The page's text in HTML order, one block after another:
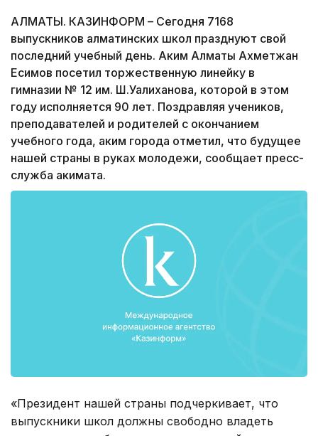
АЛМАТЫ. КАЗИНФОРМ – Сегодня 7168
выпускников алматинских школ празднуют свой
последний учебный день. Аким Алматы Ахметжан
Есимов посетил торжественную линейку в
гимназии № 12 им. Ш.Уалиханова, которой в этом
году исполняется 90 лет. Поздравляя учеников,
преподавателей и родителей с окончанием
учебного года, аким города отметил, что будущее
нашей страны в руках молодежи, сообщает пресс-
служба акимата.
«Президент нашей страны подчеркивает, что
выпускники школ должны свободно владеть